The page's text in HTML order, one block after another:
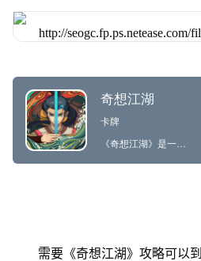
需要《奇想江湖》攻略可以